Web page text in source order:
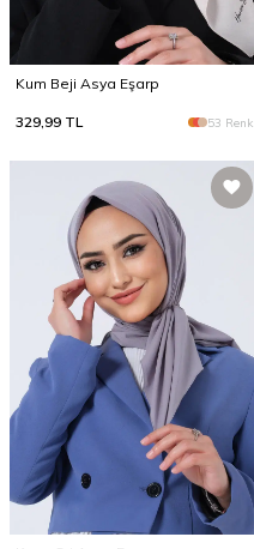
Kum Beji Asya Eşarp
329,99 TL 53 Renk